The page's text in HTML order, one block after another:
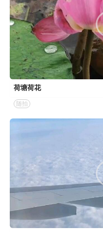
荷塘荷花
随拍